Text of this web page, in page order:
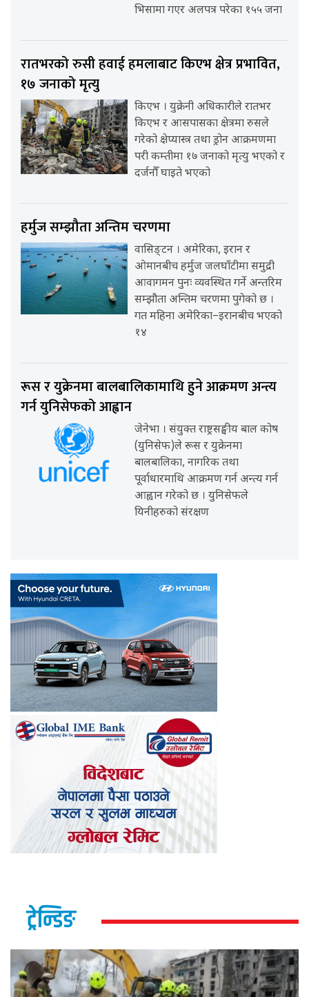
भिसामा गएर अलपत्र परेका १५५ जना
रातभरको रुसी हवाई हमलाबाट किएभ क्षेत्र प्रभावित,
१७ जनाको मृत्यु
किएभ । युक्रेनी अधिकारीले रातभर
किएभ र आसपासका क्षेत्रमा रुसले
गरेको क्षेप्यास्त्र तथा ड्रोन आक्रमणमा
परी कम्तीमा १७ जनाको मृत्यु भएको र
दर्जनौँ घाइते भएको
हर्मुज सम्झौता अन्तिम चरणमा
वासिङ्टन । अमेरिका, इरान र
ओमानबीच हर्मुज जलघाँटीमा समुद्री
आवागमन पुनः व्यवस्थित गर्ने अन्तरिम
सम्झौता अन्तिम चरणमा पुगेको छ ।
गत महिना अमेरिका–इरानबीच भएको
१४
रूस र युक्रेनमा बालबालिकामाथि हुने आक्रमण अन्त्य
गर्न युनिसेफको आह्वान
जेनेभा । संयुक्त राष्ट्रसङ्घीय बाल कोष
(युनिसेफ)ले रूस र युक्रेनमा
बालबालिका, नागरिक तथा
पूर्वाधारमाथि आक्रमण गर्न अन्त्य गर्न
आह्वान गरेको छ । युनिसेफले
यिनीहरुको संरक्षण
ट्रेन्डिङ